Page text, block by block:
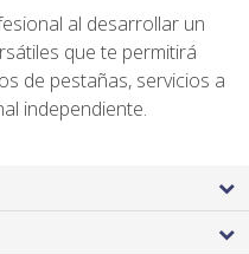
al desarrollar un
que te permitirá
de pestañas, servicios a
independiente.